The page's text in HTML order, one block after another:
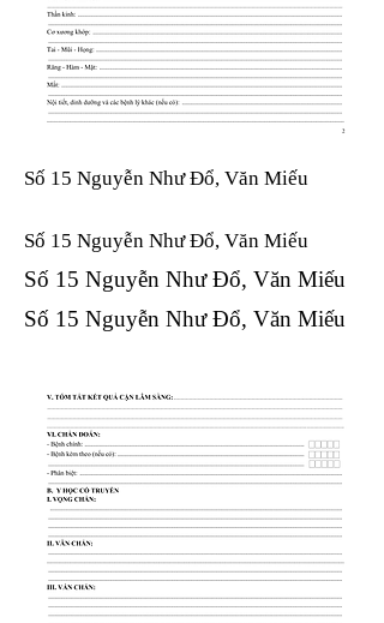
Số 15 Nguyễn Như Đổ, Văn Miếu
Số 15 Nguyễn Như Đổ, Văn Miếu​​​​
Số 15 Nguyễn Như Đổ, Văn Miếu​​​​
Số 15 Nguyễn Như Đổ, Văn Miếu​​​​